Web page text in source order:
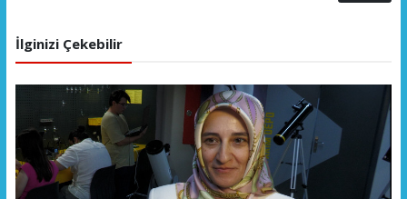
İlginizi Çekebilir